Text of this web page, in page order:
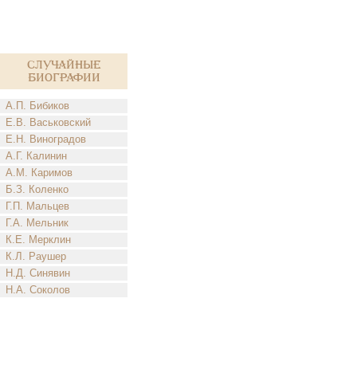
Случайные
биографии
А.П. Бибиков
Е.В. Васьковский
Е.Н. Виноградов
А.Г. Калинин
А.М. Каримов
Б.З. Коленко
Г.П. Мальцев
Г.А. Мельник
К.Е. Мерклин
К.Л. Раушер
Н.Д. Синявин
Н.А. Соколов